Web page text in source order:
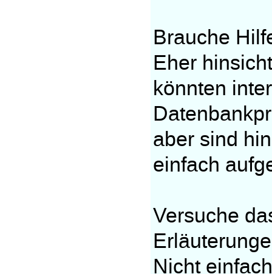
Brauche
Eher
könnten
aber sind
einfach
Versuche
Nicht